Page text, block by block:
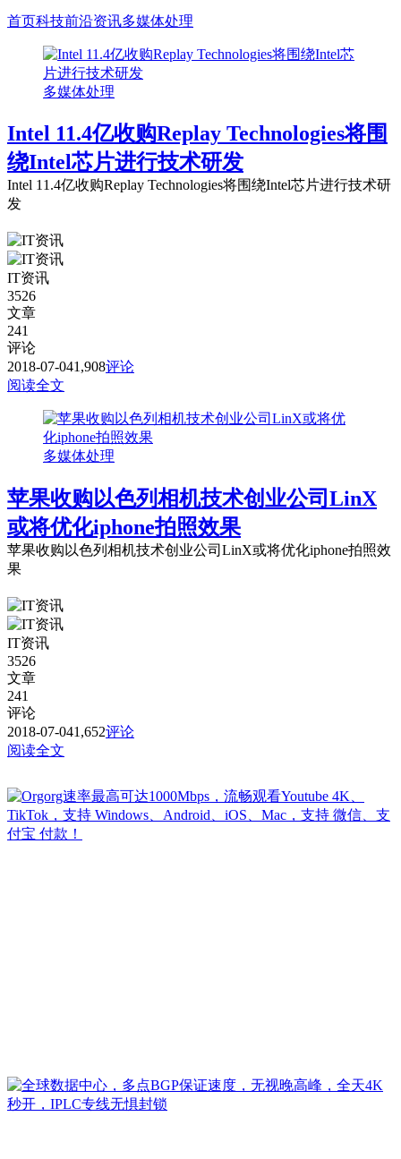
首页科技前沿资讯多媒体处理
多媒体处理
Intel 11.4亿收购Replay Technologies将围
绕Intel芯片进行技术研发
Intel 11.4亿收购Replay Technologies将围绕Intel芯片进行技术研
发
IT资讯
3526
文章
241
评论
2018-07-041,908评论
阅读全文
多媒体处理
苹果收购以色列相机技术创业公司LinX
或将优化iphone拍照效果
苹果收购以色列相机技术创业公司LinX或将优化iphone拍照效
果
IT资讯
3526
文章
241
评论
2018-07-041,652评论
阅读全文